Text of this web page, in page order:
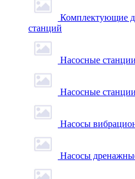
Комплектующие
станций
Насосные
Насосные
Насосы
Насосы